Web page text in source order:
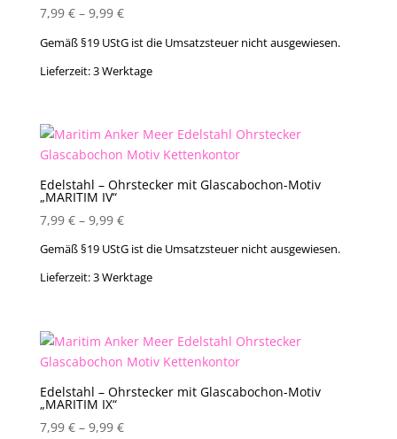
7,99 €– 9,99 €
Gemäß §19 UStG ist die Umsatzsteuer nicht ausgewiesen.
Lieferzeit:3 Werktage
Edelstahl – Ohrstecker mit Glascabochon-Motiv
„MARITIM IV“
7,99 €– 9,99 €
Gemäß §19 UStG ist die Umsatzsteuer nicht ausgewiesen.
Lieferzeit:3 Werktage
Edelstahl – Ohrstecker mit Glascabochon-Motiv
„MARITIM IX“
7,99 €– 9,99 €